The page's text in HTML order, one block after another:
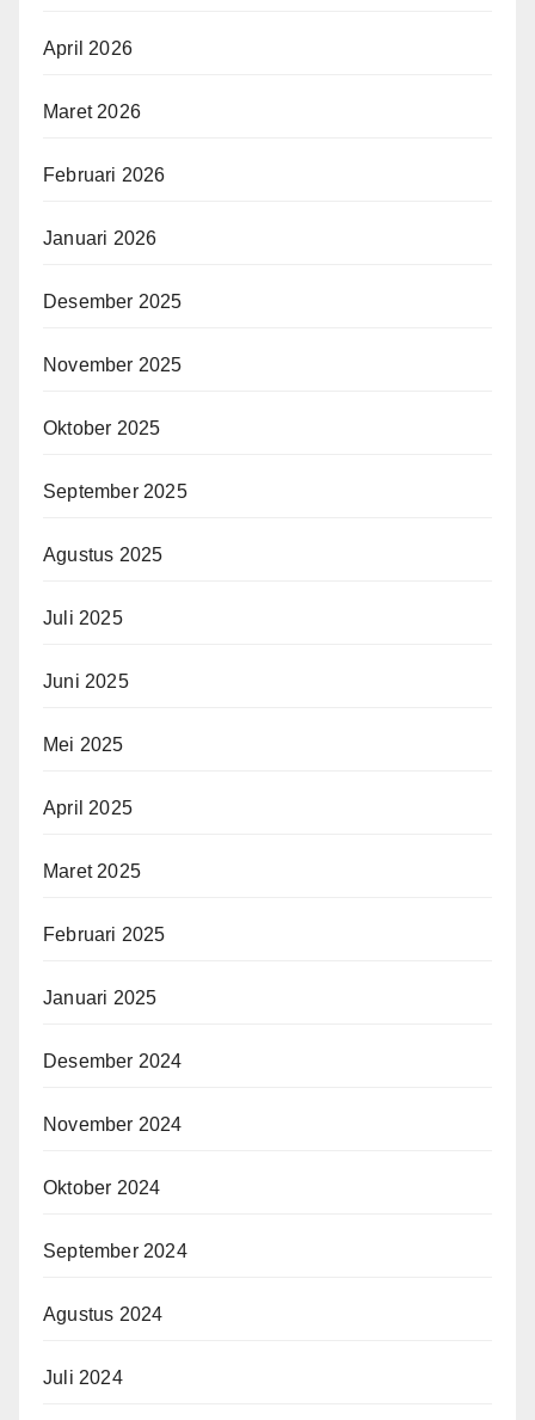
April 2026
Maret 2026
Februari 2026
Januari 2026
Desember 2025
November 2025
Oktober 2025
September 2025
Agustus 2025
Juli 2025
Juni 2025
Mei 2025
April 2025
Maret 2025
Februari 2025
Januari 2025
Desember 2024
November 2024
Oktober 2024
September 2024
Agustus 2024
Juli 2024